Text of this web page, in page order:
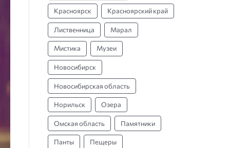
Красноярск Красноярский край
Лиственница Марал
Мистика Музеи
Новосибирск
Новосибирская область
Норильск Озера
Омская область Памятники
Панты Пещеры